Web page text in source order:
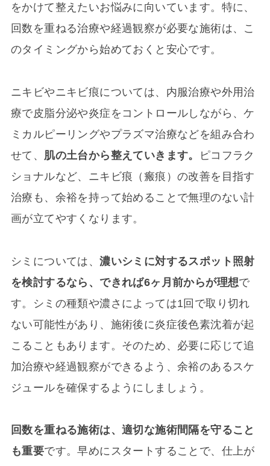
をかけて整えたいお悩みに向いています。特に、
回数を重ねる治療や経過観察が必要な施術は、こ
のタイミングから始めておくと安心です。
ニキビやニキビ痕については、内服治療や外用治
療で皮脂分泌や炎症をコントロールしながら、ケ
ミカルピーリングやプラズマ治療などを組み合わ
せて、 肌の土台から整えていきます。
ピコフラク
ショナルなど、ニキビ痕（瘢痕）の改善を目指す
治療も、余裕を持って始めることで無理のない計
画が立てやすくなります。
シミについては、濃いシミに対するスポット照射
を検討するなら、できれば6ヶ月前からが理想で
す。シミの種類や濃さによっては1回で取り切れ
ない可能性があり、施術後に炎症後色素沈着が起
こることもあります。そのため、必要に応じて追
加治療や経過観察ができるよう、余裕のあるスケ
ジュールを確保するようにしましょう。
回数を重ねる施術は、適切な施術間隔を守ること
も重要です。早めにスタートすることで、仕上が